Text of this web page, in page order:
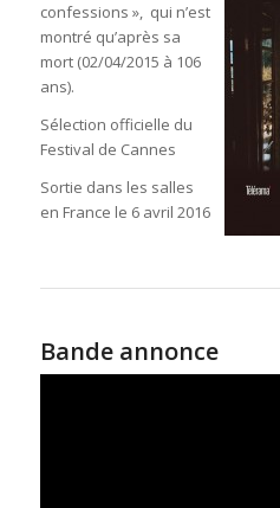
confessions », qui n’est
montré qu’après sa
mort (02/04/2015 à 106
ans).
Sélection officielle du
Festival de Cannes
Sortie dans les salles
en France le 6 avril 2016
Bande annonce